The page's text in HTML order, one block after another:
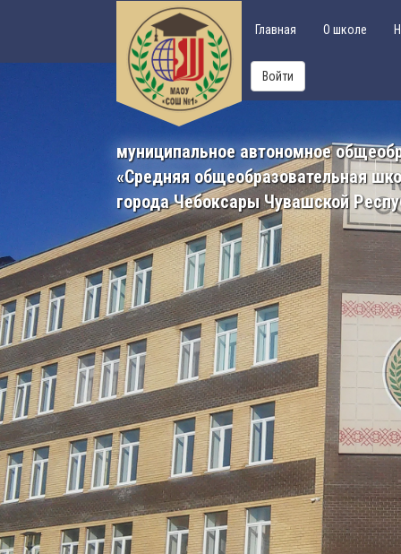
Главная О школе
Войти
муниципальное автономное
«Средняя общеобразовательная
города Чебоксары Чувашской